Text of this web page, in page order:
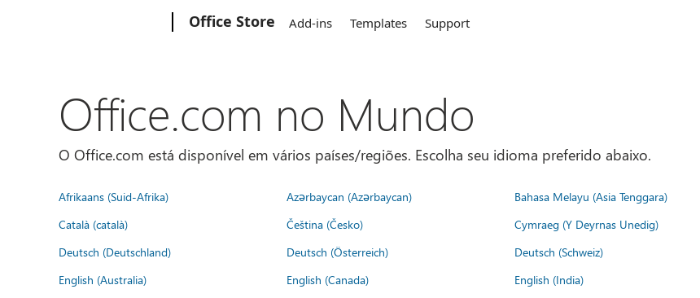
Office Store Add-ins Templates Support
Office.com no Mundo
O Office.com está disponível em vários países/regiões. Escolha seu idioma preferido abaixo.
Afrikaans (Suid-Afrika) Azərbaycan (Azərbaycan) Bahasa Melayu (Asia Tenggara)
Català (català)
Čeština (Česko) Cymraeg (Y Deyrnas Unedig)
Deutsch (Deutschland)
Deutsch (Österreich) Deutsch (Schweiz)
English (Australia)
English (Canada) English (India)